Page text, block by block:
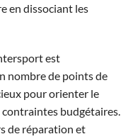
en dissociant les
est
nombre de points de
pour orienter le
budgétaires.
de réparation et